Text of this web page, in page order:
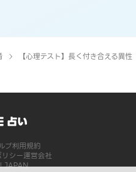
【心理テスト】長く付き合える異性
プ利用規約
シー運営会社
JAPAN